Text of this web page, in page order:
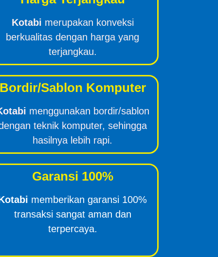
Kotabi merupakan konveksi
berkualitas dengan harga yang
terjangkau.
Sablon Komputer
menggunakan bordir/sablon
teknik komputer, sehingga
hasilnya lebih rapi.
Garansi 100%
memberikan garansi 100%
transaksi sangat aman dan
terpercaya.